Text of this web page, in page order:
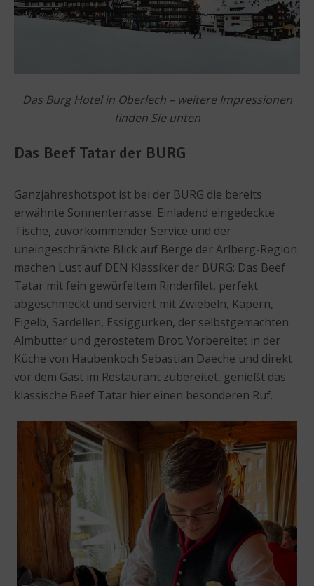
Das Burg Hotel in Oberlech – weitere Impressionen
finden Sie unten
Das Beef Tatar der BURG
Ganzjahreshotspot ist bei der BURG die bereits
erwähnte Sonnenterrasse. Einladend eingedeckte
Tische, zuvorkommender Service und der
uneingeschränkte Blick auf Berge der Arlberg-Region
machen Lust auf DEN Klassiker der BURG: Das Beef
Tatar mit fein gewürfeltem Rinderfilet, perfekt
abgeschmeckt und serviert mit Zwiebeln, Kapern,
Eigelb, Sardellen, Essiggurken, der selbstgemachten
Almbutter und geröstetem Brot. Vorbereitet in der
Küche von Haubenkoch Sebastian Daeche und direkt
vor dem Gast im Restaurant zubereitet, genießt das
klassische Beef Tatar hier einen besonderen Ruf.